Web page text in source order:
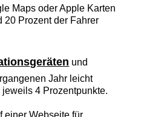
Maps oder Apple Karten
20 Prozent der Fahrer
und
Jahr leicht
4 Prozentpunkte.
einer Webseite für